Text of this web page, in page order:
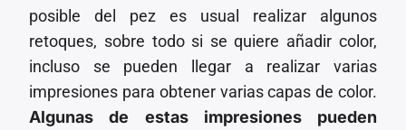
posible del pez es usual realizar algunos
retoques, sobre todo si se quiere añadir color,
incluso se pueden llegar a realizar varias
impresiones para obtener varias capas de color.
Algunas de estas impresiones pueden